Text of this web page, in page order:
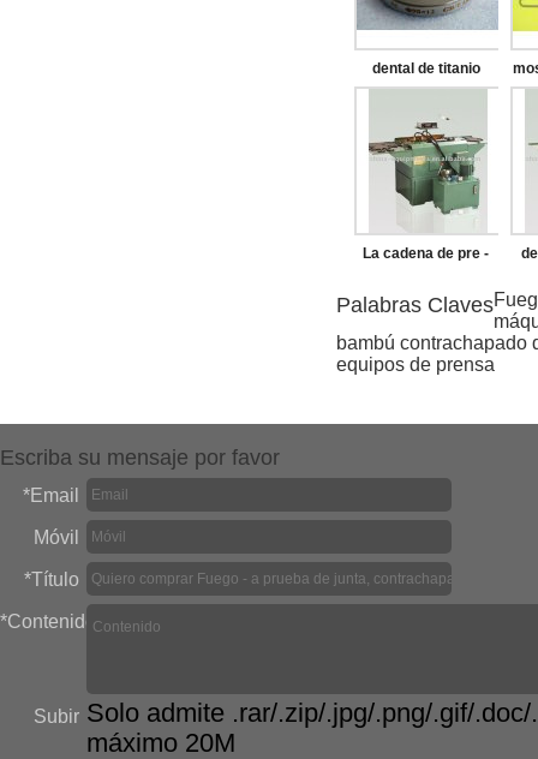
dental de titanio
La cadena de pre -
Palabras Claves
bambú contrachapado
equipos de prensa
Escriba su mensaje por favor
*Email
Móvil
*Título
*Contenido
Subir Solo admite .rar/.zip/.jpg/.png/.gif/
máximo 20M